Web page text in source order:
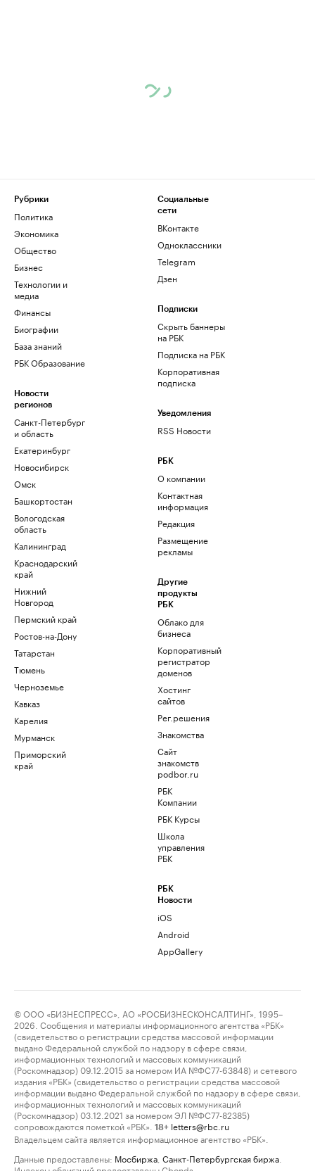
Рубрики
Политика
Экономика
Общество
Бизнес
Технологии и
медиа
Финансы
Биографии
База знаний
РБК Образование
Новости
регионов
Санкт-Петербург
и область
Екатеринбург
Новосибирск
Омск
Башкортостан
Вологодская
область
Калининград
Краснодарский
край
Нижний
Новгород
Пермский край
Ростов-на-Дону
Татарстан
Тюмень
Черноземье
Кавказ
Карелия
Мурманск
Приморский
край
Социальные
сети
ВКонтакте
Одноклассники
Telegram
Дзен
Подписки
Скрыть баннеры
на РБК
Подписка на РБК
Корпоративная
подписка
Уведомления
RSS Новости
РБК
О компании
Контактная
информация
Редакция
Размещение
рекламы
Другие
продукты
РБК
Облако для
бизнеса
Корпоративный
регистратор
доменов
Хостинг
сайтов
Рег.решения
Знакомства
Сайт
знакомств
podbor.ru
РБК
Компании
РБК Курсы
Школа
управления
РБК
РБК
Новости
iOS
Android
AppGallery
© ООО «БИЗНЕСПРЕСС», АО «РОСБИЗНЕСКОНСАЛТИНГ», 1995–
2026. Сообщения и материалы информационного агентства «РБК»
(свидетельство о регистрации средства массовой информации
выдано Федеральной службой по надзору в сфере связи,
информационных технологий и массовых коммуникаций
(Роскомнадзор) 09.12.2015 за номером ИА №ФС77-63848) и сетевого
издания «РБК» (свидетельство о регистрации средства массовой
информации выдано Федеральной службой по надзору в сфере связи,
информационных технологий и массовых коммуникаций
(Роскомнадзор) 03.12.2021 за номером ЭЛ №ФС77-82385)
сопровождаются пометкой «РБК».
18+ letters@rbc.ru
Владельцем сайта является информационное агентство «РБК».
Данные предоставлены: Мосбиржа Санкт-Петербургская биржа